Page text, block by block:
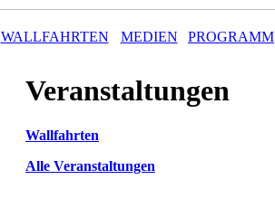
WALLFAHRTEN MEDIEN PROGRAMM
Veranstaltungen
Wallfahrten
Alle Veranstaltungen